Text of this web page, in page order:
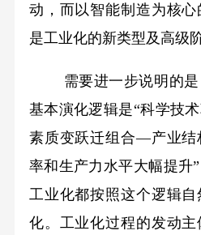
动，而以智能制造为核
是工业化的新类型及高级阶
需要进一步说明的
基本演化逻辑是“科学技
素质变跃迁组合—产业
率和生产力水平大幅提升
工业化都按照这个逻辑
化。工业化过程的发动